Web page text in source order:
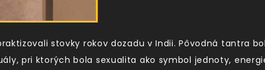
stovky rokov dozadu v Indii. Pôvodná tantra
pri ktorých bola sexualita ako symbol jednoty,